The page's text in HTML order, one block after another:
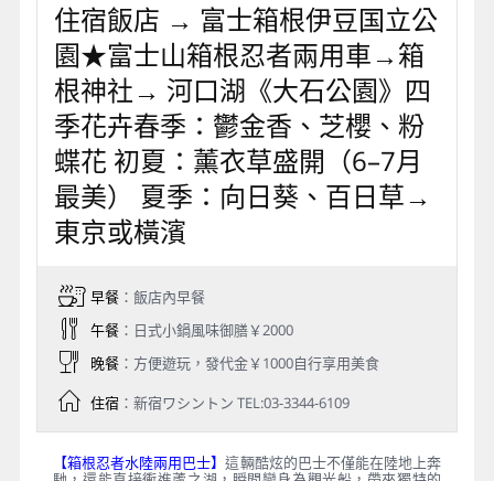
住宿飯店 → 富士箱根伊豆国立公
園★富士山箱根忍者兩用車→箱
根神社→ 河口湖《大石公園》四
季花卉春季：鬱金香、芝櫻、粉
蝶花 初夏：薰衣草盛開（6–7月
最美） 夏季：向日葵、百日草→
東京或橫濱
早餐：飯店內早餐
午餐：日式小鍋風味御膳￥2000
晚餐：方便遊玩，發代金￥1000自行享用美食
住宿：新宿ワシントン TEL:03-3344-6109
【箱根忍者水陸兩用巴士】這輛酷炫的巴士不僅能在陸地上奔